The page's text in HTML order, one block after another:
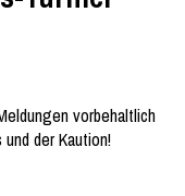
vorbehaltlich
der Kaution!